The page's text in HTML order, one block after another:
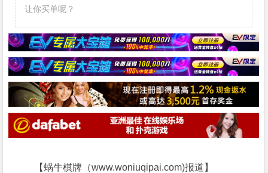
让你买单呢？
【蜗牛棋牌（www.woniuqipai.com)报道】